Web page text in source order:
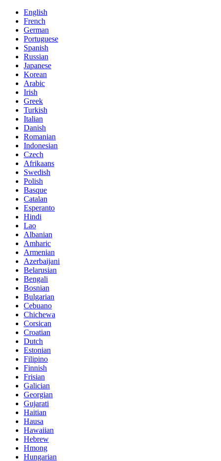
English
French
German
Portuguese
Spanish
Russian
Japanese
Korean
Arabic
Irish
Greek
Turkish
Italian
Danish
Romanian
Indonesian
Czech
Afrikaans
Swedish
Polish
Basque
Catalan
Esperanto
Hindi
Lao
Albanian
Amharic
Armenian
Azerbaijani
Belarusian
Bengali
Bosnian
Bulgarian
Cebuano
Chichewa
Corsican
Croatian
Dutch
Estonian
Filipino
Finnish
Frisian
Galician
Georgian
Gujarati
Haitian
Hausa
Hawaiian
Hebrew
Hmong
Hungarian